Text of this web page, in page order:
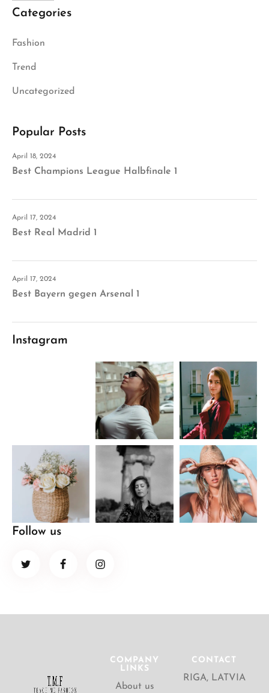
Categories
Fashion
Trend
Uncategorized
Popular Posts
April 18, 2024
Best Champions League Halbfinale 1
April 17, 2024
Best Real Madrid 1
April 17, 2024
Best Bayern gegen Arsenal 1
Instagram
Follow us
COMPANY
LINKS
About us
CONTACT
RIGA, LATVIA